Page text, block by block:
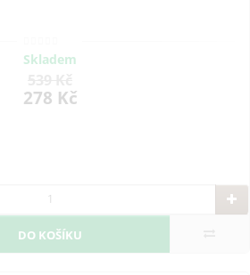
Skladem
278 Kč
DO KOŠÍKU